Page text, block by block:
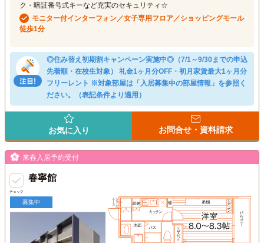
ク・暗証番号式キーなど充実のセキュリティ☆
モニター付インターフォン／女子専用フロア／ショッピングモール
徒歩1分
◎住み替え初期割キャンペーン実施中◎（7/1～9/30までの申込
先着順・在校生対象） 礼金1ヶ月分OFF・初月家賃最大1ヶ月分
フリーレント ※対象部屋は「入居募集中の部屋情報」を参照く
ださい。（表記条件より適用）
お気に入り お問合せ・資料請求
チェック
来春入居予約受付
春寧館
募集中